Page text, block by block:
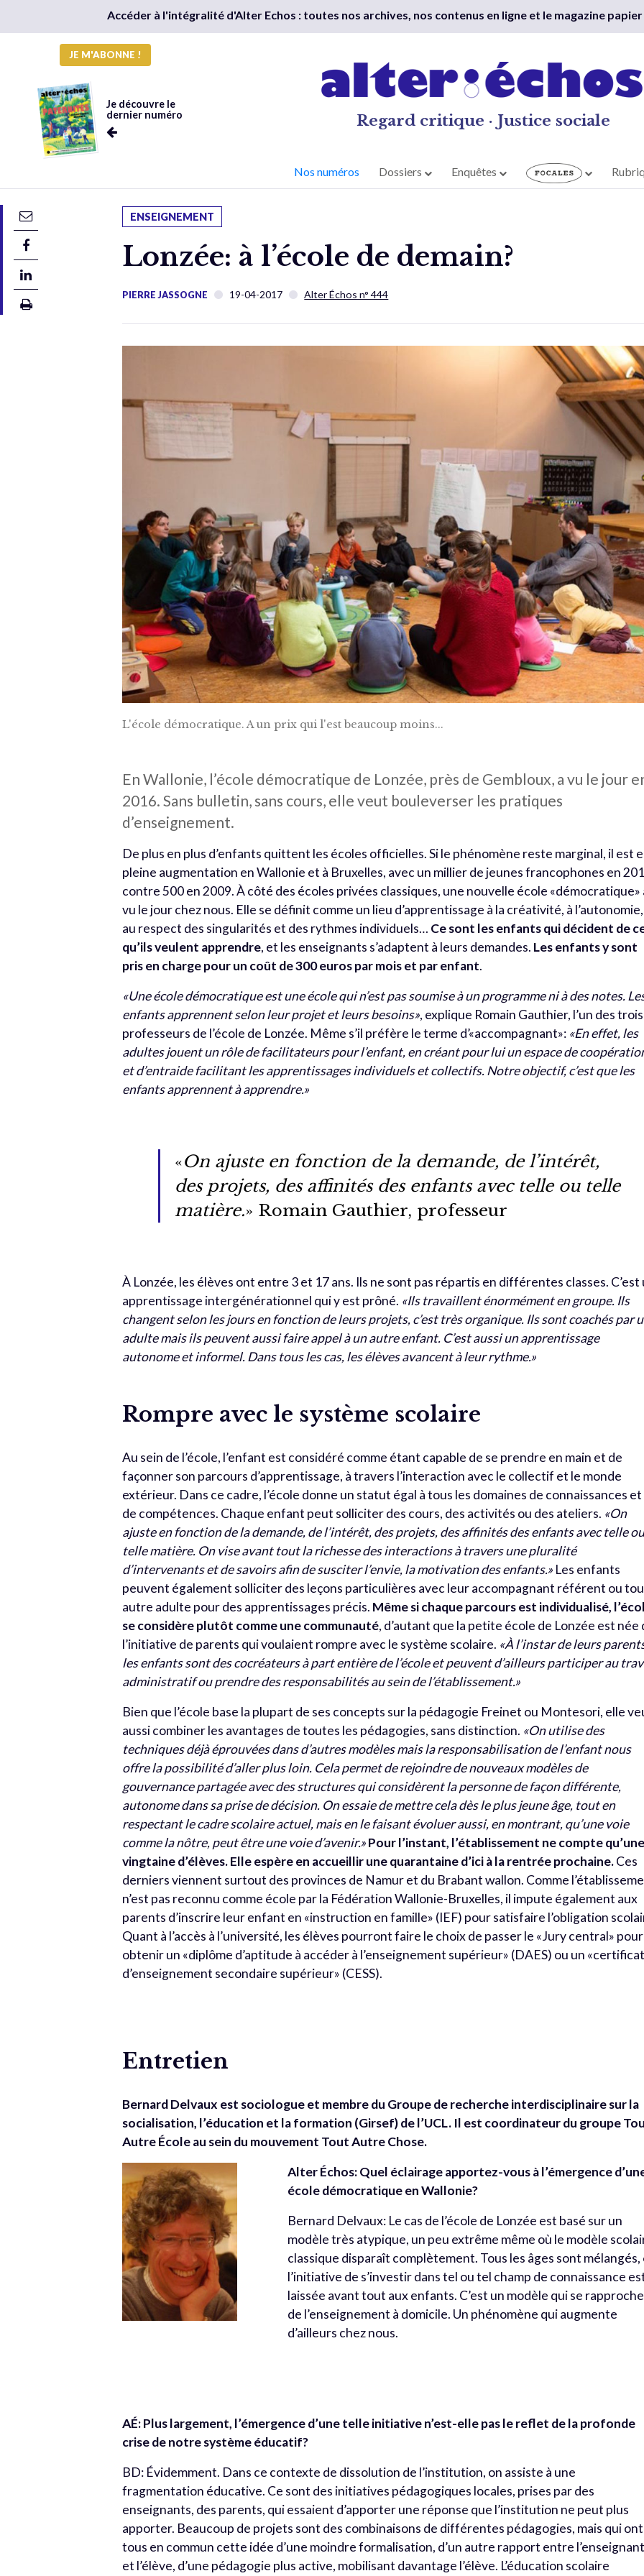
Accéder à l'intégralité d'Alter Echos : toutes nos archives, nos contenus en ligne et le magazine papier
JE M'ABONNE !
Je découvre le
dernier numéro
Regard critique · Justice sociale
Nos numéros Dossiers Enquêtes
ENSEIGNEMENT
Lonzée: à l’école de demain?
PIERRE JASSOGNE 19-04-2017 Alter Échos n° 444
L'école démocratique. A un prix qui l'est beaucoup moins...
En Wallonie, l’école démocratique de Lonzée, près de Gembloux, a vu le jour
2016. Sans bulletin, sans cours, elle veut bouleverser les pratiques
d’enseignement.
De plus en plus d’enfants quittent les écoles officielles. Si le phénomène reste marginal, il est
pleine augmentation en Wallonie et à Bruxelles, avec un millier de jeunes francophones en
contre 500 en 2009. À côté des écoles privées classiques, une nouvelle école «démocratique»
vu le jour chez nous. Elle se définit comme un lieu d’apprentissage à la créativité, à l’autonomie,
au respect des singularités et des rythmes individuels… Ce sont les enfants qui décident de
qu’ils veulent apprendre, et les enseignants s’adaptent à leurs demandes. Les enfants y sont
pris en charge pour un coût de 300 euros par mois et par enfant.
«Une école démocratique est une école qui n’est pas soumise à un programme ni à des notes.
enfants apprennent selon leur projet et leurs besoins», explique Romain Gauthier, l’un des trois
professeurs de l’école de Lonzée. Même s’il préfère le terme d’«accompagnant»: «En effet, les
adultes jouent un rôle de facilitateurs pour l’enfant, en créant pour lui un espace de
et d’entraide facilitant les apprentissages individuels et collectifs. Notre objectif, c’est que les
enfants apprennent à apprendre.»
«On ajuste en fonction de la demande, de l’intérêt,
des projets, des affinités des enfants avec telle ou telle
matière.» Romain Gauthier, professeur
À Lonzée, les élèves ont entre 3 et 17 ans. Ils ne sont pas répartis en différentes classes. C’est
apprentissage intergénérationnel qui y est prôné. «Ils travaillent énormément en groupe. Ils
changent selon les jours en fonction de leurs projets, c’est très organique. Ils sont coachés par
adulte mais ils peuvent aussi faire appel à un autre enfant. C’est aussi un apprentissage
autonome et informel. Dans tous les cas, les élèves avancent à leur rythme.»
Rompre avec le système scolaire
Au sein de l’école, l’enfant est considéré comme étant capable de se prendre en main et de
façonner son parcours d’apprentissage, à travers l’interaction avec le collectif et le monde
extérieur. Dans ce cadre, l’école donne un statut égal à tous les domaines de connaissances et
de compétences. Chaque enfant peut solliciter des cours, des activités ou des ateliers. «On
ajuste en fonction de la demande, de l’intérêt, des projets, des affinités des enfants avec telle
telle matière. On vise avant tout la richesse des interactions à travers une pluralité
d’intervenants et de savoirs afin de susciter l’envie, la motivation des enfants.» Les enfants
peuvent également solliciter des leçons particulières avec leur accompagnant référent ou
autre adulte pour des apprentissages précis. Même si chaque parcours est individualisé,
se considère plutôt comme une communauté, d’autant que la petite école de Lonzée est née
l’initiative de parents qui voulaient rompre avec le système scolaire. «À l’instar de leurs
les enfants sont des cocréateurs à part entière de l’école et peuvent d’ailleurs participer au
administratif ou prendre des responsabilités au sein de l’établissement.»
Bien que l’école base la plupart de ses concepts sur la pédagogie Freinet ou Montesori, elle
aussi combiner les avantages de toutes les pédagogies, sans distinction. «On utilise des
techniques déjà éprouvées dans d’autres modèles mais la responsabilisation de l’enfant nous
offre la possibilité d’aller plus loin. Cela permet de rejoindre de nouveaux modèles de
gouvernance partagée avec des structures qui considèrent la personne de façon différente,
autonome dans sa prise de décision. On essaie de mettre cela dès le plus jeune âge, tout en
respectant le cadre scolaire actuel, mais en le faisant évoluer aussi, en montrant, qu’une voie
comme la nôtre, peut être une voie d’avenir.»Pour l’instant, l’établissement ne compte qu’une
vingtaine d’élèves. Elle espère en accueillir une quarantaine d’ici à la rentrée prochaine.Ces
derniers viennent surtout des provinces de Namur et du Brabant wallon. Comme
n’est pas reconnu comme école par la Fédération Wallonie-Bruxelles, il impute également aux
parents d’inscrire leur enfant en «instruction en famille» (IEF) pour satisfaire l’obligation
Quant à l’accès à l’université, les élèves pourront faire le choix de passer le «Jury central» pour
obtenir un «diplôme d’aptitude à accéder à l’enseignement supérieur» (DAES) ou un «certificat
d’enseignement secondaire supérieur» (CESS).
Entretien
Bernard Delvaux est sociologue et membre du Groupe de recherche interdisciplinaire sur la
socialisation, l’éducation et la formation (Girsef) de l’UCL. Il est coordinateur du groupe
Autre École au sein du mouvement Tout Autre Chose.
Alter Échos: Quel éclairage apportez-vous à l’émergence
école démocratique en Wallonie?
Bernard Delvaux: Le cas de l’école de Lonzée est basé sur un
modèle très atypique, un peu extrême même où le modèle
classique disparaît complètement. Tous les âges sont mélangés,
l’initiative de s’investir dans tel ou tel champ de connaissance
laissée avant tout aux enfants. C’est un modèle qui se rapproche
de l’enseignement à domicile. Un phénomène qui augmente
d’ailleurs chez nous.
AÉ: Plus largement, l’émergence d’une telle initiative n’est-elle pas le reflet de la profonde
crise de notre système éducatif?
BD: Évidemment. Dans ce contexte de dissolution de l’institution, on assiste à une
fragmentation éducative. Ce sont des initiatives pédagogiques locales, prises par des
enseignants, des parents, qui essaient d’apporter une réponse que l’institution ne peut plus
apporter. Beaucoup de projets sont des combinaisons de différentes pédagogies, mais qui ont
tous en commun cette idée d’une moindre formalisation, d’un autre rapport entre l’enseignant
et l’élève, d’une pédagogie plus active, mobilisant davantage l’élève. L’éducation scolaire